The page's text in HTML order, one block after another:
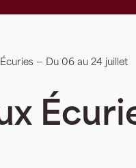
Écuries — Du 06 au 24 juillet